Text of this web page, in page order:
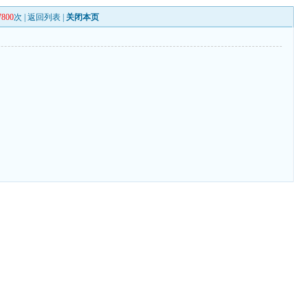
次 |返回列表 关闭本页